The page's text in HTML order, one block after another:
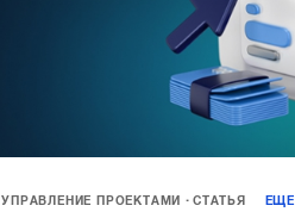
УПРАВЛЕНИЕ ПРОЕКТАМИ СТАТЬЯ ЕЩЕ